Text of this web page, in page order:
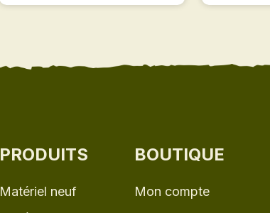
PRODUITS
Matériel neuf
BOUTIQUE
Mon compte